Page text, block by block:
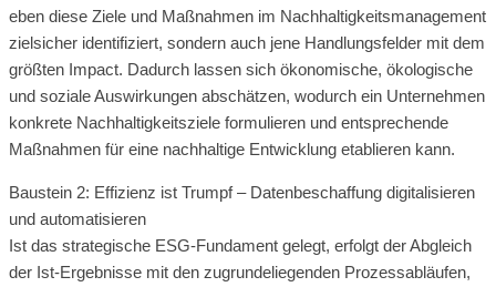
eben diese Ziele und Maßnahmen im Nachhaltigkeitsmanagement
zielsicher identifiziert, sondern auch jene Handlungsfelder mit dem
größten Impact. Dadurch lassen sich ökonomische, ökologische
und soziale Auswirkungen abschätzen, wodurch ein Unternehmen
konkrete Nachhaltigkeitsziele formulieren und entsprechende
Maßnahmen für eine nachhaltige Entwicklung etablieren kann.
Baustein 2: Effizienz ist Trumpf – Datenbeschaffung digitalisieren
und automatisieren
Ist das strategische ESG-Fundament gelegt, erfolgt der Abgleich
der Ist-Ergebnisse mit den zugrundeliegenden Prozessabläufen,